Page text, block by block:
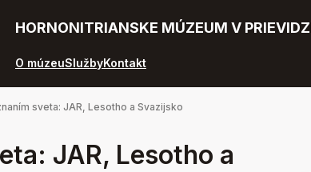
HORNONITRIANSKE MÚZEUM V
O múzeuSlužbyKontakt
sveta: JAR, Lesotho a Svazijsko
JAR, Lesotho a